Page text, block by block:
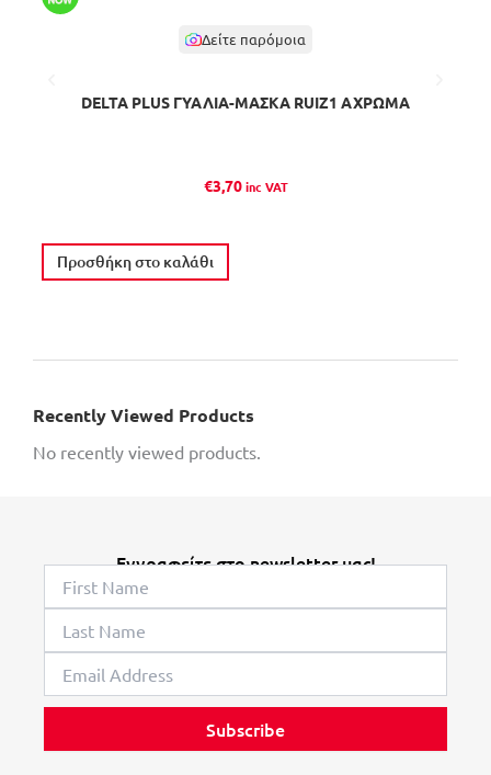
Δείτε παρόμοια
DELTA PLUS ΓΥΑΛΙA-ΜΑΣΚΑ RUIZ1 ΑΧΡΩΜΑ
€3,70 inc VAT
Προσθήκη στο καλάθι
Recently Viewed Products
No recently viewed products.
Εγγραφείτε στο newsletter μας!
Subscribe